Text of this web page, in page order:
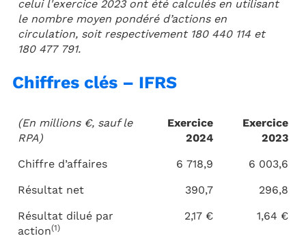
celui l'exercice 2023 ont été calculés en utilisant
le nombre moyen pondéré d’actions en
circulation, soit respectivement 180 440 114 et
180 477 791.
Chiffres clés – IFRS
(En millions €, sauf le
RPA)
Exercice
2024
Exercice
2023
Chiffre d’affaires
6 718,9
6 003,6
Résultat net
390,7
296,8
Résultat dilué par
action(1)
2,17 € 1,64 €